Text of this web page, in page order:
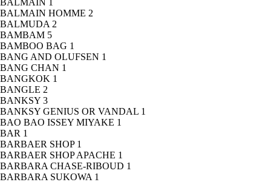
BALMAIN 1
BALMAIN HOMME 2
BALMUDA 2
BAMBAM 5
BAMBOO BAG 1
BANG AND OLUFSEN 1
BANG CHAN 1
BANGKOK 1
BANGLE 2
BANKSY 3
BANKSY GENIUS OR VANDAL 1
BAO BAO ISSEY MIYAKE 1
BAR 1
BARBAER SHOP 1
BARBAER SHOP APACHE 1
BARBARA CHASE-RIBOUD 1
BARBARA SUKOWA 1